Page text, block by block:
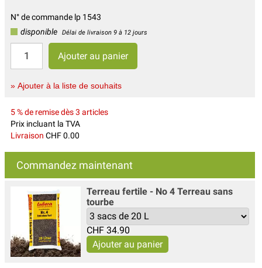
N° de commande lp 1543
disponible
Délai de livraison 9 à 12 jours
» Ajouter à la liste de souhaits
5 % de remise dès 3 articles
Prix incluant la TVA
Livraison CHF 0.00
Commandez maintenant
Terreau fertile - No 4 Terreau sans
tourbe
CHF 34.90